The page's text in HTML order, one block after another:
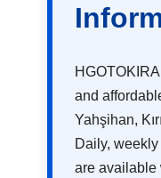
and
Yahşihan,
Daily,
are available